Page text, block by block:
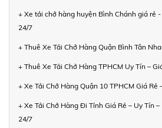
+ Xe tải chở hàng huyện Bình Chánh giá rẻ
24/7
+ Thuê Xe Tải Chở Hàng Quận Bình Tân
+ Thuê Xe Tải Chở Hàng TPHCM Uy Tín –
+ Xe Tải Chở Hàng Quận 10 TPHCM Giá Rẻ
+ Xe Tải Chở Hàng Đi Tỉnh Giá Rẻ – Uy Tín
24/7